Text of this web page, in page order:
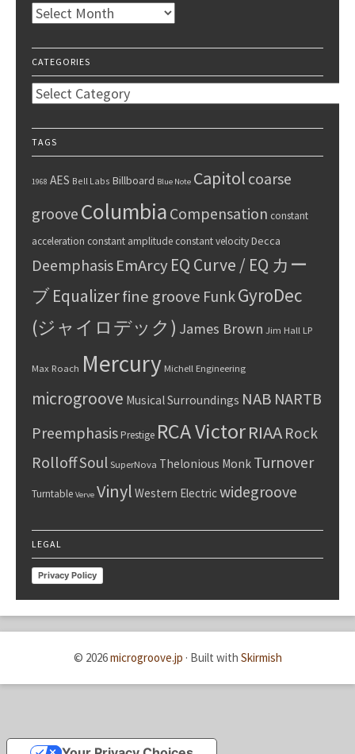
Archives
CATEGORIES
Categories
TAGS
1968 AES Bell Labs Billboard Blue Note Capitol coarse
groove Columbia Compensation constant
acceleration constant amplitude constant velocityDecca
Deemphasis EmArcyEQ Curve / EQ カー
ブEqualizerfine groove FunkGyroDec
(ジャイロデック) James Brown Jim Hall LP
Max Roach Mercury Michell Engineering
microgroove Musical Surroundings NAB NARTB
PreemphasisPrestige RCA VictorRIAA Rock
RolloffSoul SuperNova Thelonious Monk Turnover
Turntable Verve Vinyl Western Electricwidegroove
LEGAL
Privacy Policy
© 2026microgroove.jp · Built with Skirmish